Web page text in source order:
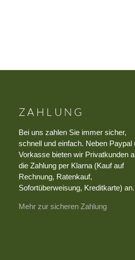
ZAHLUNG
Bei uns zahlen Sie immer sicher,
schnell und einfach. Neben Paypal
Vorkasse bieten wir Privatkunden
die Zahlung per Klarna (Kauf auf
Rechnung, Ratenkauf,
Sofortüberweisung, Kreditkarte) an.
Mehr zur sicheren Zahlung